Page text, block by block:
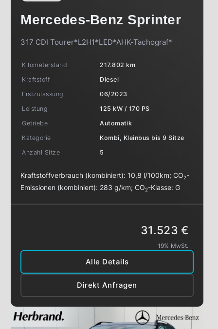
Mercedes-Benz Sprinter
317 CDI Tourer*L2H1*LED*AHK-Tachograf*
Kilometerstand
217.802 km
Kraftstoff
Diesel
Erstzulassung
06/2023
Leistung
125 kW / 170 PS
Getriebe
Automatik
Kategorie
Kombi, Kleinbus bis 9 Sitze
Anzahl Sitze
5
Kraftstoffverbrauch (kombiniert): 10,8 l/100km;CO2-
Emissionen (kombiniert): 283 g/km;CO2-Klasse:G
Alle Details
Direkt Anfragen
31.523 €
19% MwSt.